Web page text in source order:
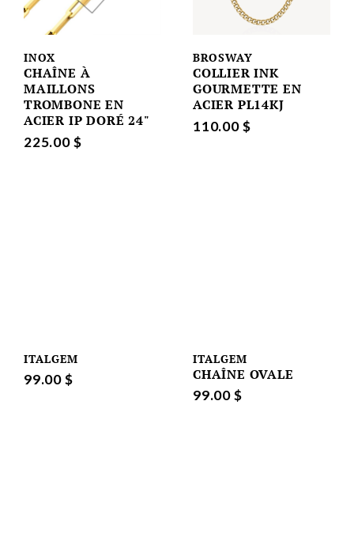
INOX
CHAÎNE À
MAILLONS
TROMBONE EN
ACIER IP DORÉ 24"
225.00 $
BROSWAY
COLLIER INK
GOURMETTE EN
ACIER PL14KJ
110.00 $
ITALGEM
99.00 $
ITALGEM
CHAÎNE OVALE
99.00 $